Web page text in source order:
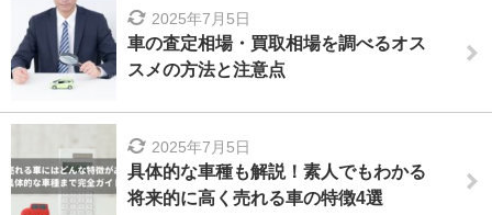
2025年7月5日
車の査定相場・買取相場を調べるオス
スメの方法と注意点
2025年7月5日
具体的な車種も解説！素人でもわかる
将来的に高く売れる車の特徴4選